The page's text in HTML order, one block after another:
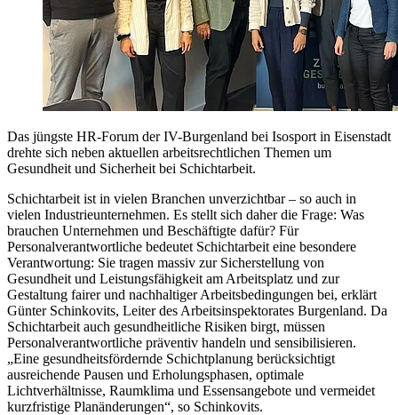
Das jüngste HR-Forum der IV-Burgenland bei Isosport in Eisenstadt
drehte sich neben aktuellen arbeitsrechtlichen Themen um
Gesundheit und Sicherheit bei Schichtarbeit.
Schichtarbeit ist in vielen Branchen unverzichtbar – so auch in
vielen Industrieunternehmen. Es stellt sich daher die Frage: Was
brauchen Unternehmen und Beschäftigte dafür? Für
Personalverantwortliche bedeutet Schichtarbeit eine besondere
Verantwortung: Sie tragen massiv zur Sicherstellung von
Gesundheit und Leistungsfähigkeit am Arbeitsplatz und zur
Gestaltung fairer und nachhaltiger Arbeitsbedingungen bei, erklärt
Günter Schinkovits, Leiter des Arbeitsinspektorates Burgenland. Da
Schichtarbeit auch gesundheitliche Risiken birgt, müssen
Personalverantwortliche präventiv handeln und sensibilisieren.
„Eine gesundheitsfördernde Schichtplanung berücksichtigt
ausreichende Pausen und Erholungsphasen, optimale
Lichtverhältnisse, Raumklima und Essensangebote und vermeidet
kurzfristige Planänderungen“, so Schinkovits.